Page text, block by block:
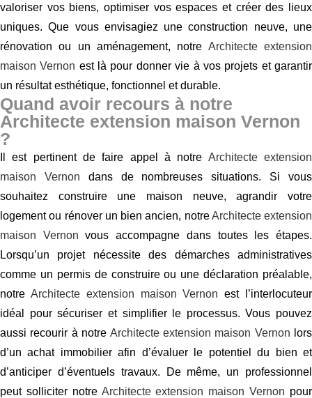
valoriser vos biens, optimiser vos espaces et créer des lieux
uniques. Que vous envisagiez une construction neuve, une
rénovation ou un aménagement, notre Architecte extension
maison Vernon est là pour donner vie à vos projets et garantir
un résultat esthétique, fonctionnel et durable.
Quand avoir recours à notre
Architecte extension maison Vernon
?
Il est pertinent de faire appel à notre Architecte extension
maison Vernon dans de nombreuses situations. Si vous
souhaitez construire une maison neuve, agrandir votre
logement ou rénover un bien ancien, notreArchitecte extension
maison Vernon vous accompagne dans toutes les étapes.
Lorsqu’un projet nécessite des démarches administratives
comme un permis de construire ou une déclaration préalable,
notre Architecte extension maison Vernon est l’interlocuteur
idéal pour sécuriser et simplifier le processus. Vous pouvez
aussi recourir à notre Architecte extension maison Vernon lors
d’un achat immobilier afin d’évaluer le potentiel du bien et
d’anticiper d’éventuels travaux. De même, un professionnel
peut solliciter notre Architecte extension maison Vernon pour